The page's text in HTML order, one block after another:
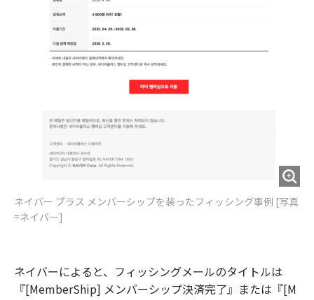
ネイバー プラス メンバーシップを装ったフィッシング事例 [写真
=ネイバー]
ネイバーによると、フィッシングメールのタイトルは
『[MemberShip] メンバーシップ決済完了』または『[M